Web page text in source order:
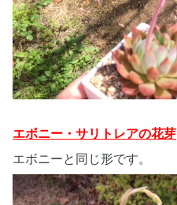
エボニー・サリトレアの花芽
エボニーと同じ形です。